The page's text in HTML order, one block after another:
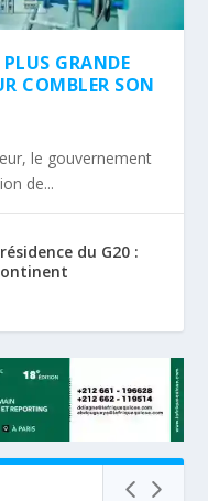
GRANDE
COMBLER SON
le gouvernement
de...
du G20 :